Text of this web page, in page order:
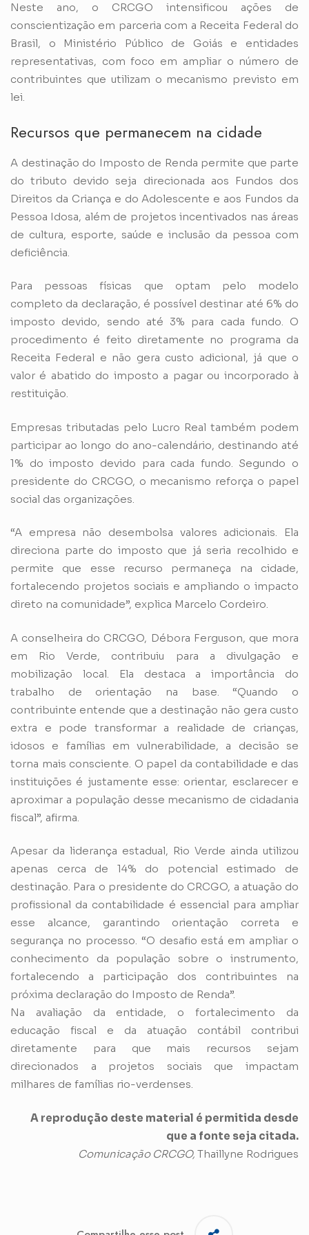
Neste ano, o CRCGO intensificou ações de
conscientização em parceria com a Receita Federal do
Brasil, o Ministério Público de Goiás e entidades
representativas, com foco em ampliar o número de
contribuintes que utilizam o mecanismo previsto em
lei.
Recursos que permanecem na cidade
A destinação do Imposto de Renda permite que parte
do tributo devido seja direcionada aos Fundos dos
Direitos da Criança e do Adolescente e aos Fundos da
Pessoa Idosa, além de projetos incentivados nas áreas
de cultura, esporte, saúde e inclusão da pessoa com
deficiência.
Para pessoas físicas que optam pelo modelo
completo da declaração, é possível destinar até 6% do
imposto devido, sendo até 3% para cada fundo. O
procedimento é feito diretamente no programa da
Receita Federal e não gera custo adicional, já que o
valor é abatido do imposto a pagar ou incorporado à
restituição.
Empresas tributadas pelo Lucro Real também podem
participar ao longo do ano-calendário, destinando até
1% do imposto devido para cada fundo. Segundo o
presidente do CRCGO, o mecanismo reforça o papel
social das organizações.
“A empresa não desembolsa valores adicionais. Ela
direciona parte do imposto que já seria recolhido e
permite que esse recurso permaneça na cidade,
fortalecendo projetos sociais e ampliando o impacto
direto na comunidade”, explica Marcelo Cordeiro.
A conselheira do CRCGO, Débora Ferguson, que mora
em Rio Verde, contribuiu para a divulgação e
mobilização local. Ela destaca a importância do
trabalho de orientação na base. “Quando o
contribuinte entende que a destinação não gera custo
extra e pode transformar a realidade de crianças,
idosos e famílias em vulnerabilidade, a decisão se
torna mais consciente. O papel da contabilidade e das
instituições é justamente esse: orientar, esclarecer e
aproximar a população desse mecanismo de cidadania
fiscal”, afirma.
Apesar da liderança estadual, Rio Verde ainda utilizou
apenas cerca de 14% do potencial estimado de
destinação. Para o presidente do CRCGO, a atuação do
profissional da contabilidade é essencial para ampliar
esse alcance, garantindo orientação correta e
segurança no processo. “O desafio está em ampliar o
conhecimento da população sobre o instrumento,
fortalecendo a participação dos contribuintes na
próxima declaração do Imposto de Renda”.
Na avaliação da entidade, o fortalecimento da
educação fiscal e da atuação contábil contribui
diretamente para que mais recursos sejam
direcionados a projetos sociais que impactam
milhares de famílias rio-verdenses.
A reprodução deste material é permitida desde
que a fonte seja citada.
Comunicação CRCGO, Thaillyne Rodrigues